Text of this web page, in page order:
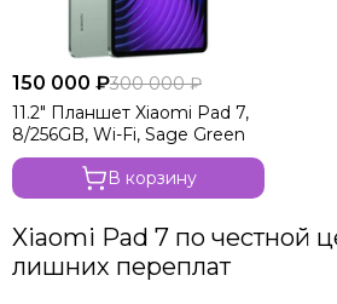
150 000 ₽300 000 ₽
11.2" Планшет Xiaomi Pad 7,
8/256GB, Wi-Fi, Sage Green
В корзину
Xiaomi Pad 7 по честной
лишних переплат